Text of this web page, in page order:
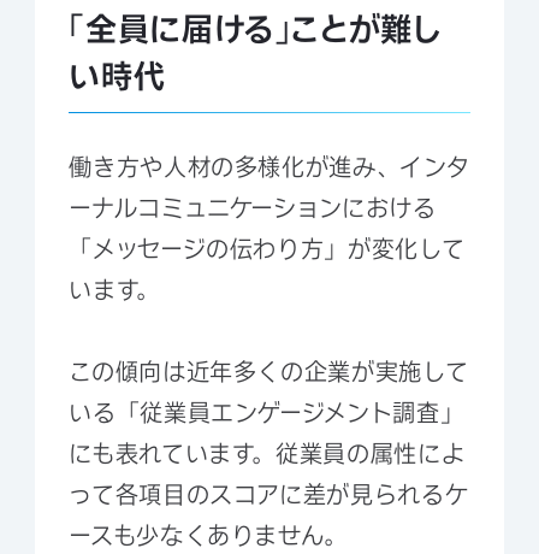
「全員に届ける」ことが難し
い時代
働き方や人材の多様化が進み、インタ
ーナルコミュニケーションにおける
「メッセージの伝わり方」が変化して
います。
この傾向は近年多くの企業が実施して
いる「従業員エンゲージメント調査」
にも表れています。従業員の属性によ
って各項目のスコアに差が見られるケ
ースも少なくありません。